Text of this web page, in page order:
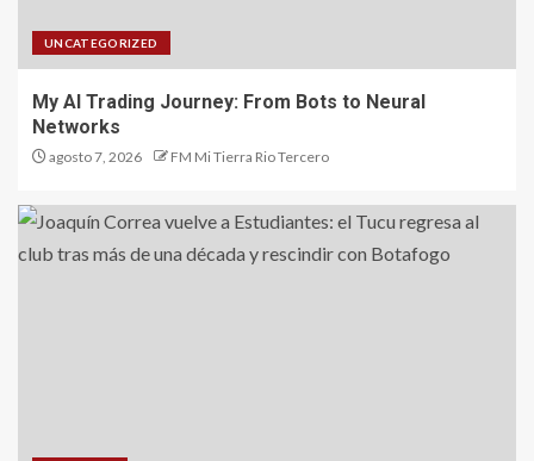
UNCATEGORIZED
My AI Trading Journey: From Bots to Neural
Networks
agosto 7, 2026 FM Mi Tierra Rio Tercero